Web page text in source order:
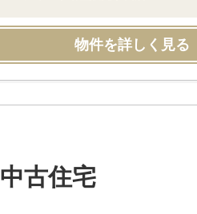
物件を詳しく見る
古住宅